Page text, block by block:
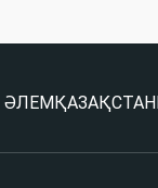
ӘЛЕМ ҚАЗАҚСТАН